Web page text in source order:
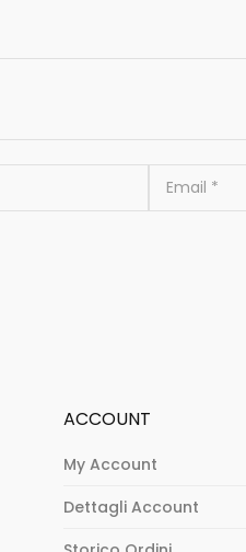
ACCOUNT
My Account
Dettagli Account